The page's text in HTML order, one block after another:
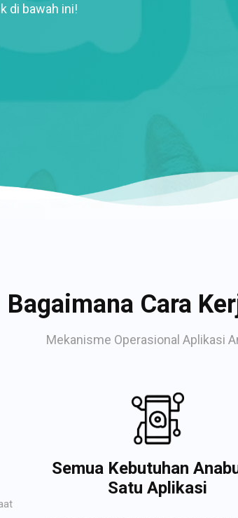
di bawah ini!
Bagaimana Cara
Mekanisme Operasional Aplikasi
Semua Kebutuhan
Satu Aplikasi